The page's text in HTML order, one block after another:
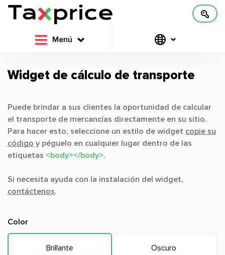
Menú
Widget de cálculo de transporte
Puede brindar a sus clientes la oportunidad de calcular
el transporte de mercancías directamente en su sitio.
Para hacer esto, seleccione un estilo de widget copie su
código y péguelo en cualquier lugar dentro de las
etiquetas <body></body>.
Si necesita ayuda con la instalación del widget,
contáctenos.
Color
Brillante Oscuro